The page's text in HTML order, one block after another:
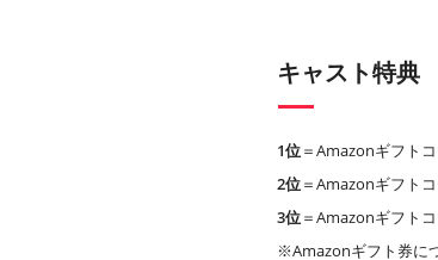
キャスト特典
1位＝Amazonギフト
2位＝Amazonギフト
3位＝Amazonギフト
※Amazonギフト券に